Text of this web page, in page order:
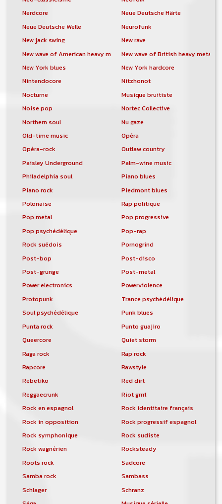
Nerdcore
Neue Deutsche Härte
Neue Deutsche Welle
Neurofunk
New jack swing
New rave
New wave of American heavy metalNew wave of British heavy metal
New York blues
New York hardcore
Nintendocore
Nitzhonot
Nocturne
Musique bruitiste
Noise pop
Nortec Collective
Northern soul
Nu gaze
Old-time music
Opéra
Opéra-rock
Outlaw country
Paisley Underground
Palm-wine music
Philadelphia soul
Piano blues
Piano rock
Piedmont blues
Polonaise
Rap politique
Pop metal
Pop progressive
Pop psychédélique
Pop-rap
Rock suédois
Pornogrind
Post-bop
Post-disco
Post-grunge
Post-metal
Power electronics
Powerviolence
Protopunk
Trance psychédélique
Soul psychédélique
Punk blues
Punta rock
Punto guajiro
Queercore
Quiet storm
Raga rock
Rap rock
Rapcore
Rawstyle
Rebetiko
Red dirt
Reggaecrunk
Riot grrrl
Rock en espagnol
Rock identitaire français
Rock in opposition
Rock progressif espagnol
Rock symphonique
Rock sudiste
Rock wagnérien
Rocksteady
Roots rock
Sadcore
Samba rock
Sambass
Schlager
Schranz